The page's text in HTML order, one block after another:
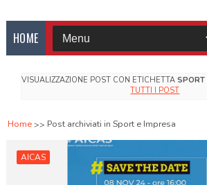
HOME
VISUALIZZAZIONE POST CON ETICHETTA SPORT
TUTTI I POST
Home Post archiviati in Sport e Impresa
AICAS